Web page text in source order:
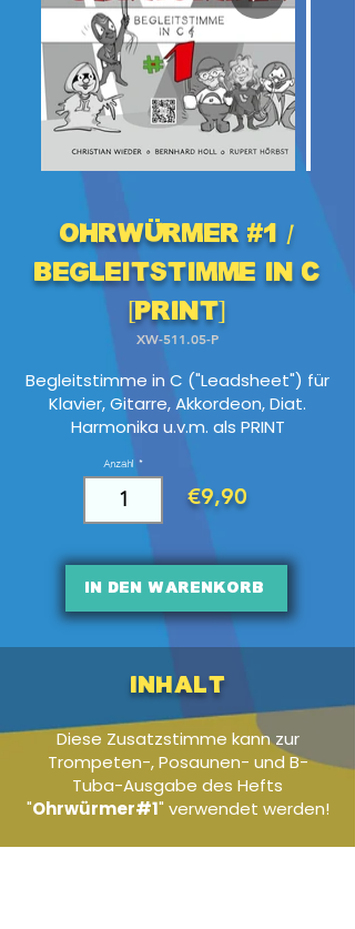
Ohrwürmer #1 /
Begleitstimme in C
[PRINT]
XW-511.05-P
Begleitstimme in C ("Leadsheet") für
Klavier, Gitarre, Akkordeon, Diat.
Harmonika u.v.m. als PRINT
Anzahl
€9,90
In den Warenkorb
Inhalt
Diese Zusatzstimme kann zur
Trompeten-, Posaunen- und B-
Tuba-Ausgabe des Hefts
"Ohrwürmer#1" verwendet werden!